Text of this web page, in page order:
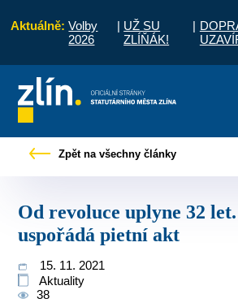
Aktuálně: Volby
2026
| UŽ SU
ZLÍŇÁK!
|
vyřídit Potřebuji zaplatit
Zpět na všechny články
Od revoluce uplyne 32 let. Zlín
uspořádá pietní akt
15. 11. 2021
Aktuality
38